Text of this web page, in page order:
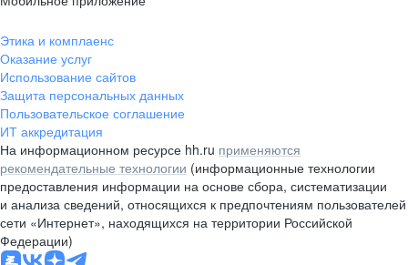
Этика и комплаенс
Оказание услуг
Использование сайтов
Защита персональных данных
Пользовательское соглашение
ИТ аккредитация
На информационном ресурсе hh.ru применяются
рекомендательные технологии (информационные технологии
предоставления информации на основе сбора, систематизации
и анализа сведений, относящихся к предпочтениям пользователей
сети «Интернет», находящихся на территории Российской
Федерации)